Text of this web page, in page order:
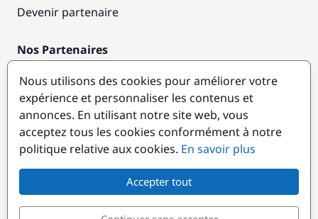
Devenir partenaire
Nos Partenaires
Destinations populaires
Nous utilisons des cookies pour améliorer votre
expérience et personnaliser les contenus et
annonces. En utilisant notre site web, vous
acceptez tous les cookies conformément à notre
politique relative aux cookies. En savoir plus
Accepter tout